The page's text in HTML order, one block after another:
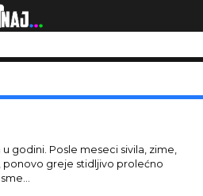
godini. Posle meseci sivila, zime,
ponovo greje stidljivo prolećno
...